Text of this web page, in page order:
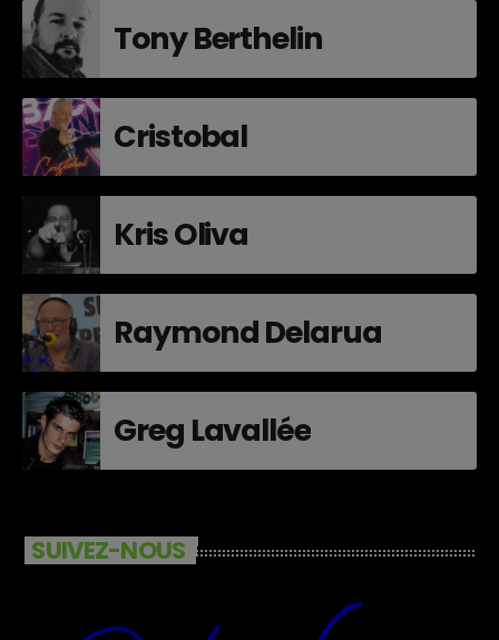
Tony Berthelin
Cristobal
Kris Oliva
Raymond Delarua
Greg Lavallée
SUIVEZ-NOUS